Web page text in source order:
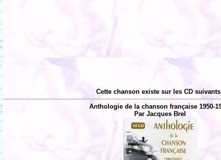
Cette chanson existe sur les CD
Anthologie de la chanson française 1950-
Par Jacques Brel